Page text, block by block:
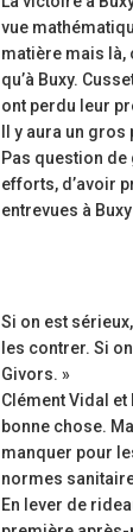
vue
matière mais là,
qu’à Buxy.
ont perdu leur
Il y aura un
Pas question
efforts, d’avoir
entrevues à
Si on est
les contrer. Si
Givors. »
Clément Vidal et
bonne chose.
manquer pour
normes
En lever de